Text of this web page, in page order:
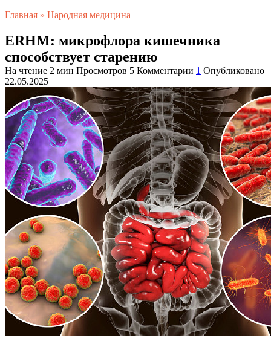
Главная » Народная медицина
ERHM: микрофлора кишечника
способствует старению
На чтение 2 мин Просмотров 5 Комментарии 1 Опубликовано
22.05.2025